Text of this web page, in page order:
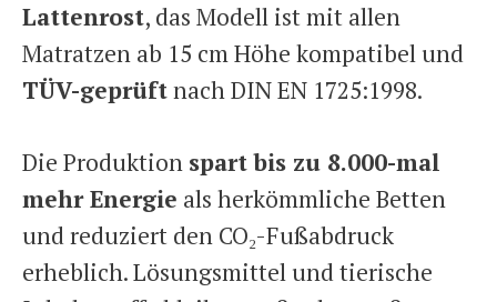
Lattenrost, das Modell ist mit allen
Matratzen ab 15 cm Höhe kompatibel und
TÜV-geprüftnach DIN EN 1725:1998.
Die Produktion spart bis zu 8.000-mal
mehr Energie als herkömmliche Betten
und reduziert den CO₂-Fußabdruck
erheblich. Lösungsmittel und tierische